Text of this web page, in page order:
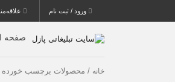
ورود / ثبت نام
صفحه
خانه / محصولات برچسب